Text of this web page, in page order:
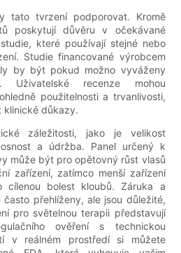
tato tvrzení podporovat. Kromě
poskytují důvěru v očekávané
které používají stejné nebo
Studie financované výrobcem
by být pokud možno vyváženy
Uživatelské recenze mohou
použitelnosti a trvanlivosti,
klinické důkazy.
záležitosti, jako je velikost
a údržba. Panel určený k
může být pro opětovný růst vlasů
zařízení, zatímco menší zařízení
cílenou bolest kloubů. Záruka a
přehlíženy, ale jsou důležité,
pro světelnou terapii představují
ověření s technickou
v reálném prostředí si můžete